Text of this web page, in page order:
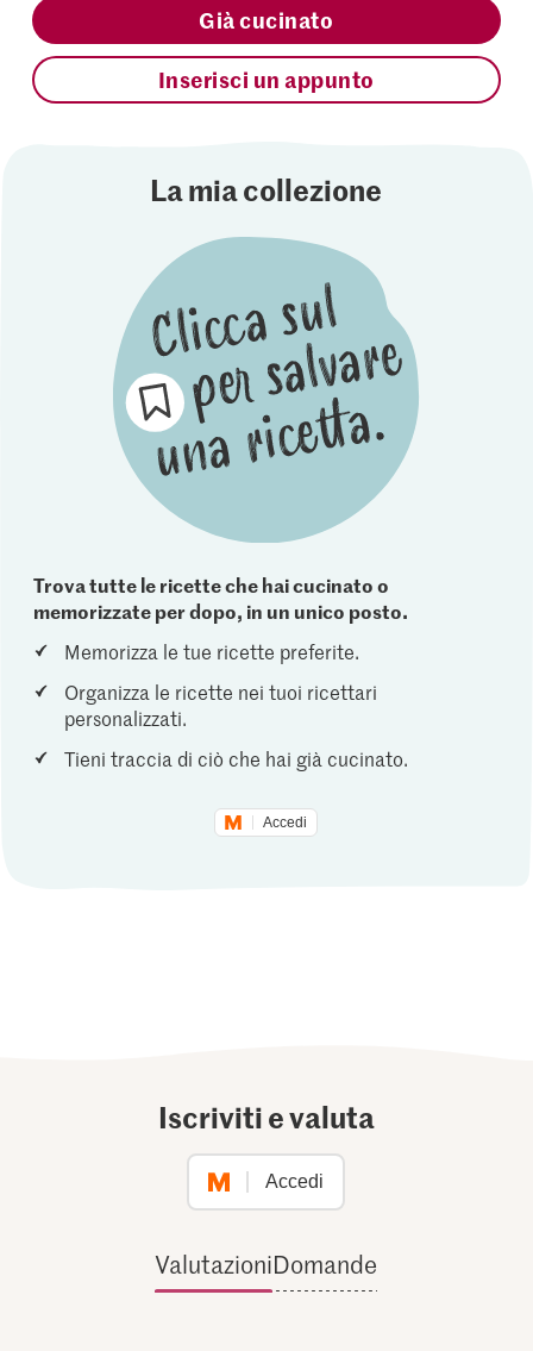
Già cucinato
Inserisci un appunto
La mia collezione
Trova tutte le ricette che hai cucinato o
memorizzate per dopo, in un unico posto.
Memorizza le tue ricette preferite.
Organizza le ricette nei tuoi ricettari
personalizzati.
Tieni traccia di ciò che hai già cucinato.
Accedi
Iscriviti e valuta
Accedi
ValutazioniDomande